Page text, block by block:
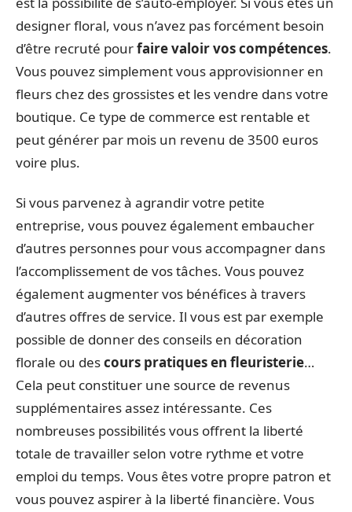
designer floral, vous n’avez pas forcément besoin
d’être recruté pourfaire valoir vos compétences.
Vous pouvez simplement vous approvisionner en
fleurs chez des grossistes et les vendre dans votre
boutique. Ce type de commerce est rentable et
peut générer par mois un revenu de 3500 euros
voire plus.
Si vous parvenez à agrandir votre petite
entreprise, vous pouvez également embaucher
d’autres personnes pour vous accompagner dans
l’accomplissement de vos tâches. Vous pouvez
également augmenter vos bénéfices à travers
d’autres offres de service. Il vous est par exemple
possible de donner des conseils en décoration
florale ou descours pratiques en fleuristerie…
Cela peut constituer une source de revenus
supplémentaires assez intéressante. Ces
nombreuses possibilités vous offrent la liberté
totale de travailler selon votre rythme et votre
emploi du temps. Vous êtes votre propre patron et
vous pouvez aspirer à la liberté financière. Vous